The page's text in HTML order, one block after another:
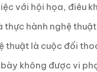
với hội họa, điêu
thực hành nghệ
thuật là cuộc đối
không được vi